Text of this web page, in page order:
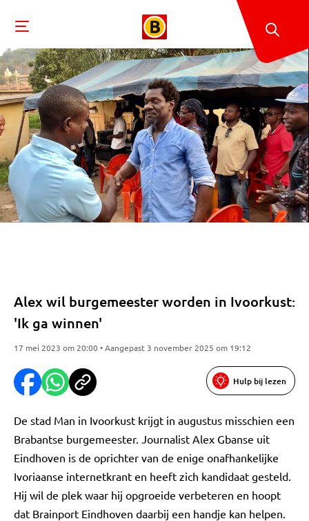
Alex wil burgemeester worden in Ivoorkust:
'Ik ga winnen'
17 mei 2023 om 20:00 • Aangepast 3 november 2025 om 19:12
Hulp bij lezen
De stad Man in Ivoorkust krijgt in augustus misschien een
Brabantse burgemeester. Journalist Alex Gbanse uit
Eindhoven is de oprichter van de enige onafhankelijke
Ivoriaanse internetkrant en heeft zich kandidaat gesteld.
Hij wil de plek waar hij opgroeide verbeteren en hoopt
dat Brainport Eindhoven daarbij een handje kan helpen.